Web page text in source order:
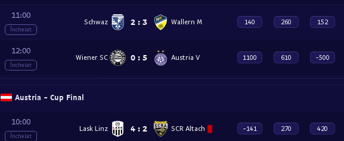
11:00
Încheiat
Schwaz 2 : 3 Wallern M 140 260 152
12:00
Încheiat
Wiener SC 0 : 5 Austria V 1100 610 -500
Austria - Cup Final
10:00
Încheiat
Lask Linz 4 : 2 SCR Altach -141 270 420